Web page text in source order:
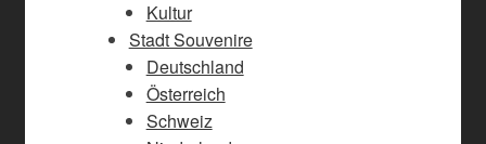
Kultur
Stadt Souvenire
Deutschland
Österreich
Schweiz